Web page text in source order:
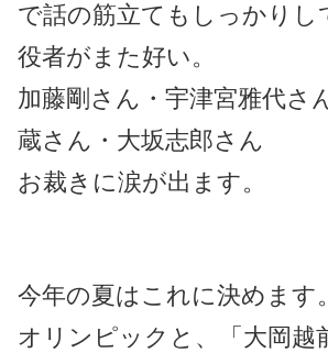
で話の筋立てもしっかりし
役者がまた好い。
加藤剛さん・宇津宮雅代さ
蔵さん・大坂志郎さん
お裁きに涙が出ます。
今年の夏はこれに決めます。
オリンピックと、「大岡越